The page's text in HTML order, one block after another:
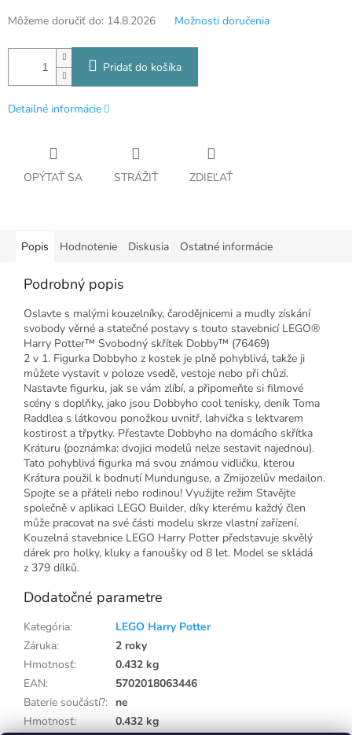
Môžeme doručiť do: 14.8.2026 Možnosti doručenia
Pridať do košíka
Detailné informácie
OPÝTAŤ SA STRÁŽIŤ ZDIEĽAŤ
Popis Hodnotenie Diskusia Ostatné informácie
Podrobný popis
Oslavte s malými kouzelníky, čarodějnicemi a mudly získání
svobody věrné a statečné postavy s touto stavebnicí LEGO®
Harry Potter™ Svobodný skřítek Dobby™ (76469)
2 v 1. Figurka Dobbyho z kostek je plně pohyblivá, takže ji
můžete vystavit v poloze vsedě, vestoje nebo při chůzi.
Nastavte figurku, jak se vám zlíbí, a připomeňte si filmové
scény s doplňky, jako jsou Dobbyho cool tenisky, deník Toma
Raddlea s látkovou ponožkou uvnitř, lahvička s lektvarem
kostirost a třpytky. Přestavte Dobbyho na domácího skřítka
Kráturu (poznámka: dvojici modelů nelze sestavit najednou).
Tato pohyblivá figurka má svou známou vidličku, kterou
Krátura použil k bodnutí Mundunguse, a Zmijozelův medailon.
Spojte se a přáteli nebo rodinou! Využijte režim Stavějte
společně v aplikaci LEGO Builder, díky kterému každý člen
může pracovat na své části modelu skrze vlastní zařízení.
Kouzelná stavebnice LEGO Harry Potter představuje skvělý
dárek pro holky, kluky a fanoušky od 8 let. Model se skládá
z 379 dílků.
Dodatočné parametre
Kategória:
LEGO Harry Potter
Záruka:
2 roky
Hmotnosť:
0.432 kg
EAN:
5702018063446
Baterie součástí?: ne
Hmotnosť:
0.432 kg